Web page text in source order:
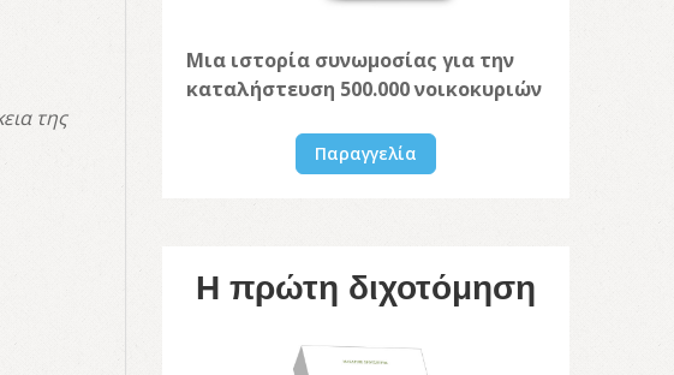
της
Μια ιστορία συνωμοσίας για την
καταλήστευση 500.000 νοικοκυριών
Παραγγελία
Η πρώτη διχοτόμηση